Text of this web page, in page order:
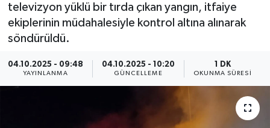
televizyon yüklü bir tırda çıkan yangın, itfaiye
ekiplerinin müdahalesiyle kontrol altına alınarak
söndürüldü.
04.10.2025 - 09:48
YAYINLANMA
04.10.2025 - 10:20
GÜNCELLEME
1 DK
OKUNMA SÜRESI
Sağlık
Son Dakika Haberleri